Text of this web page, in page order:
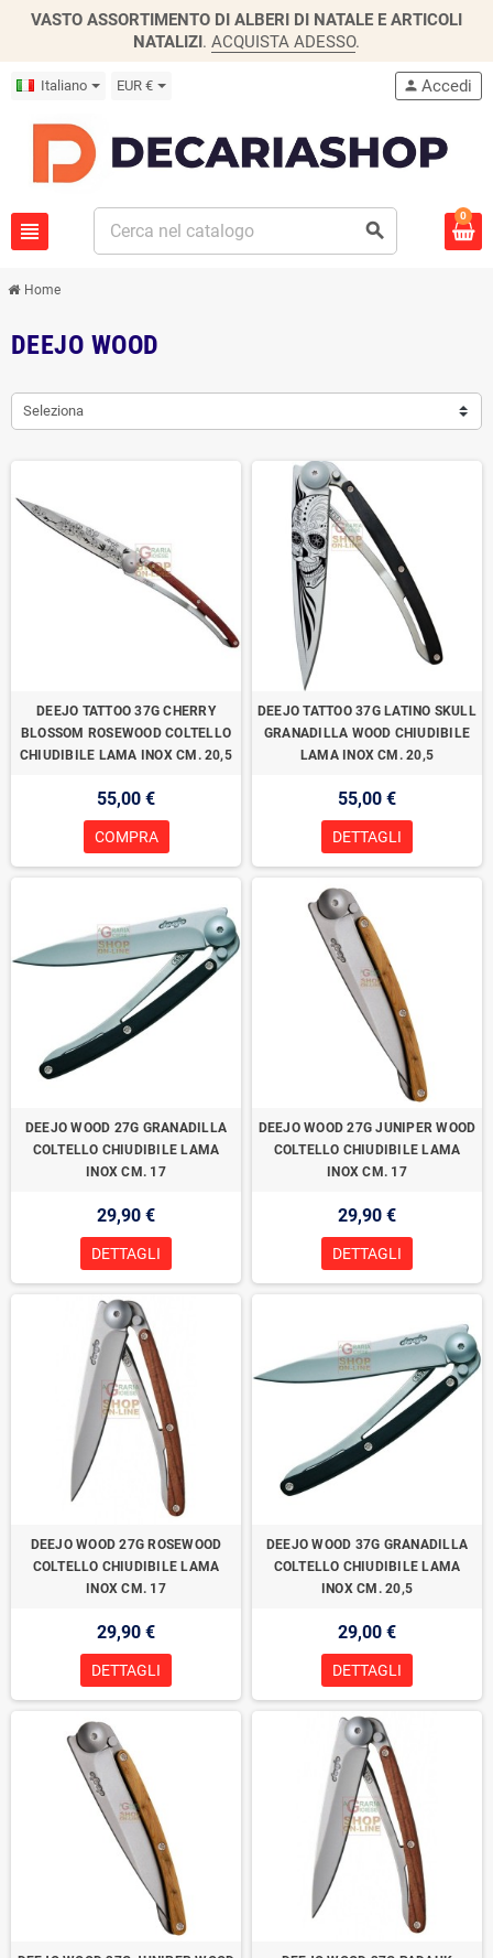
VASTO ASSORTIMENTO DI ALBERI DI NATALE E ARTICOLI
NATALIZI. ACQUISTA ADESSO.
Italiano EUR €
view_headline search
person Accedi
0
Home
DEEJO WOOD
Seleziona
DEEJO TATTOO 37G CHERRY
BLOSSOM ROSEWOOD COLTELLO
CHIUDIBILE LAMA INOX CM. 20,5
55,00 €
COMPRA
DEEJO TATTOO 37G LATINO SKULL
GRANADILLA WOOD CHIUDIBILE
LAMA INOX CM. 20,5
55,00 €
DETTAGLI
DEEJO WOOD 27G GRANADILLA
COLTELLO CHIUDIBILE LAMA
INOX CM. 17
29,90 €
DETTAGLI
DEEJO WOOD 27G JUNIPER WOOD
COLTELLO CHIUDIBILE LAMA
INOX CM. 17
29,90 €
DETTAGLI
DEEJO WOOD 27G ROSEWOOD
COLTELLO CHIUDIBILE LAMA
INOX CM. 17
29,90 €
DETTAGLI
DEEJO WOOD 37G GRANADILLA
COLTELLO CHIUDIBILE LAMA
INOX CM. 20,5
29,00 €
DETTAGLI